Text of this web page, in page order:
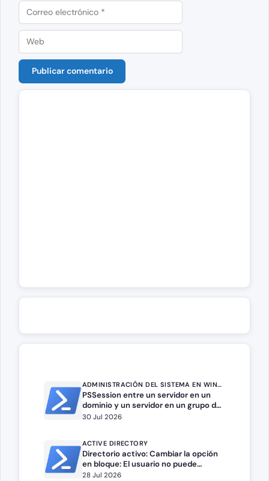
Correo
electrónico
Web
ADMINISTRACIÓN DEL SISTEMA EN WINDOWS SERVER
PSSession entre un servidor en un
dominio y un servidor en un grupo de
trabajo.
30 Jul 2026
ACTIVE DIRECTORY
Directorio activo: Cambiar la opción
en bloque: El usuario no puede
cambiar la contraseña
28 Jul 2026